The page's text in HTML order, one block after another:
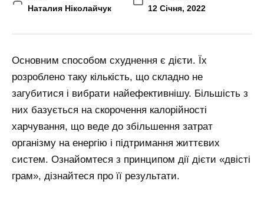
Наталия Ніколайчук 12 Січня, 2022
Основним способом схуднення є дієти. Їх
розроблено таку кількість, що складно не
загубитися і вибрати найефективнішу. Більшість з
них базується на скорочення калорійності
харчування, що веде до збільшення затрат
організму на енергію і підтримання життєвих
систем. Ознайомтеся з принципом дії дієти «двісті
грам», дізнайтеся про її результати.